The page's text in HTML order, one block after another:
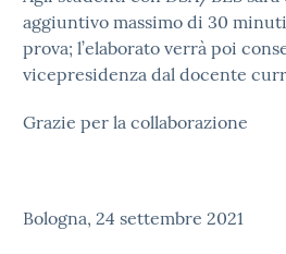
aggiuntivo massimo di 30
prova; l’elaborato verrà poi
vicepresidenza dal docente
Grazie per la collaborazione
Bologna, 24 settembre 2021